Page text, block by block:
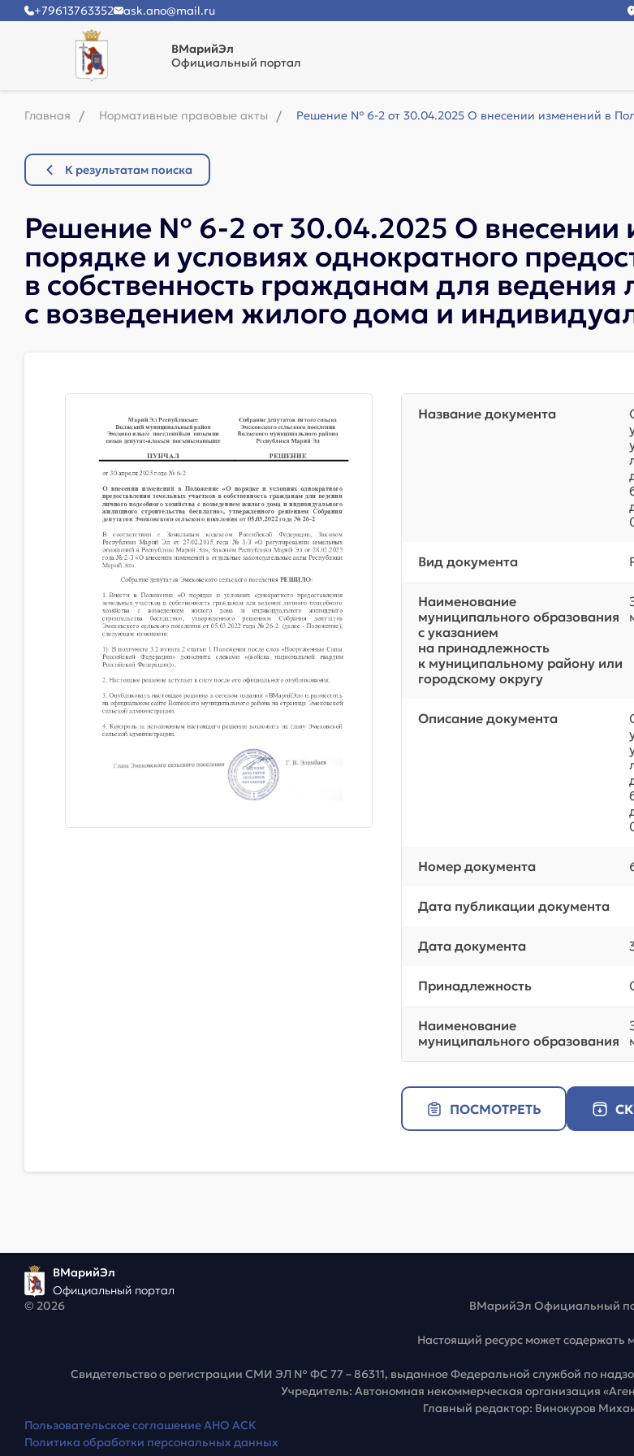
+79613763352 ask.ano@mail.ru
ВМарийЭл
Официальный портал
Главная Нормативные правовые акты Решение № 6-2 от 30.04.2025 О внесении изменений в
К результатам поиска
Решение № 6-2 от 30.04.2025 О
порядке и условиях однократного
в собственность гражданам для ведения
с возведением жилого дома и
Название документа
Вид документа
Наименование
муниципального образования
с указанием
на принадлежность
к муниципальному району или
городскому округу
Описание документа
Номер документа
Дата публикации документа
Дата документа
Принадлежность
Наименование
муниципального образования
ПОСМОТРЕТЬ
ВМарийЭл
Официальный портал
© 2026
ВМарийЭл Официальный
Настоящий ресурс может содержать
Свидетельство о регистрации СМИ ЭЛ № ФС 77 – 86311, выданное Федеральной службой по
Учредитель: Автономная некоммерческая организация
Главный редактор: Винокуров
Пользовательское соглашение АНО АСК
Политика обработки персональных данных